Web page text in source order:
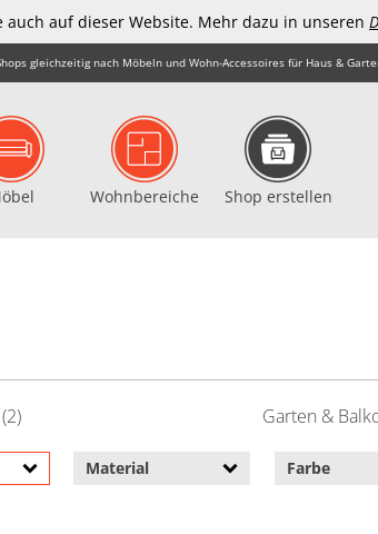
auf dieser Website. Mehr dazu in unseren
gleichzeitig nach Möbeln und Wohn-Accessoires für Haus &
Wohnbereiche Shop erstellen
Garten &
Material Farbe